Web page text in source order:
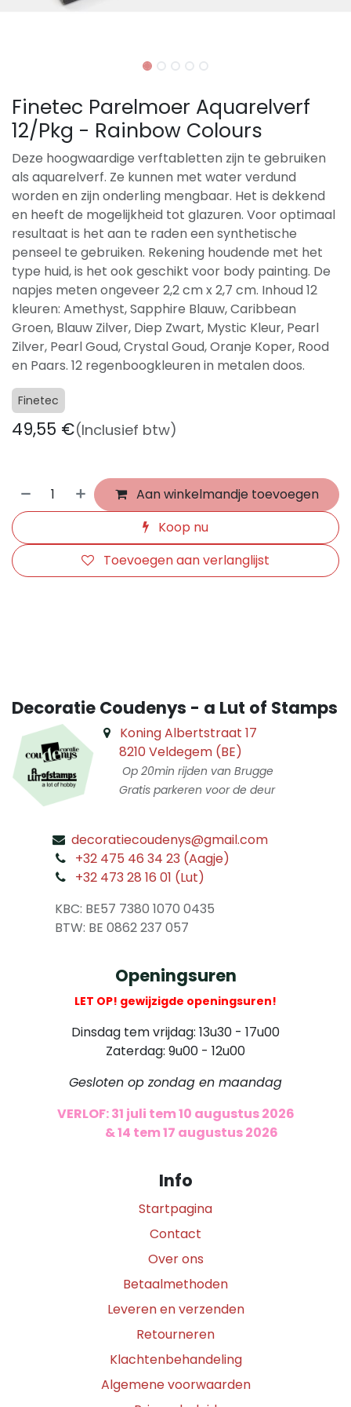
Finetec Parelmoer Aquarelverf
12/Pkg - Rainbow Colours
Deze hoogwaardige verftabletten zijn te gebruiken
als aquarelverf. Ze kunnen met water verdund
worden en zijn onderling mengbaar. Het is dekkend
en heeft de mogelijkheid tot glazuren. Voor optimaal
resultaat is het aan te raden een synthetische
penseel te gebruiken. Rekening houdende met het
type huid, is het ook geschikt voor body painting. De
napjes meten ongeveer 2,2 cm x 2,7 cm. Inhoud 12
kleuren: Amethyst, Sapphire Blauw, Caribbean
Groen, Blauw Zilver, Diep Zwart, Mystic Kleur, Pearl
Zilver, Pearl Goud, Crystal Goud, Oranje Koper, Rood
en Paars. 12 regenboogkleuren in metalen doos.
Finetec
49,55 €(Inclusief btw)
Aan winkelmandje toevoegen
Koop nu
Toevoegen aan verlanglijst
Decoratie Coudenys - a Lut of Stamps
Koning Albertstraat 17
8210 Veldegem (BE)
Op 20min rijden van Brugge
Gratis parkeren voor de deur
decoratiecoudenys@gmail.com
+32 475 46 34 23 (Aagje)
+32 473 28 16 01 (Lut)
KBC: BE57 7380 1070 0435
​ BTW: BE 0862 237 057
Openingsuren
LET OP! gewijzigde openingsuren!
Dinsdag tem vrijdag: 13u30 - 17u00
Zaterdag: 9u00 - 12u00
Gesloten op zondag en maandag
VERLOF: 31 juli tem 10 augustus 2026
& 14 tem 17 augustus 2026
Info
Startpagina
Contact
Over ons
Betaalmethoden
Leveren en verzenden
Retourneren
Klachtenbehandeling
Algemene voorwaarden